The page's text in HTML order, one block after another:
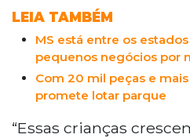
tendem a desenvolver
LEIA TAMBÉM
MS está entre os
pequenos negócios por
Com 20 mil peças e
promete lotar parque
“Essas crianças